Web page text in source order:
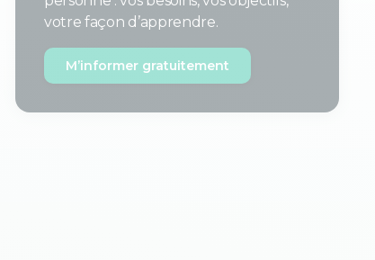
votre façon d’apprendre.
M’informer gratuitement